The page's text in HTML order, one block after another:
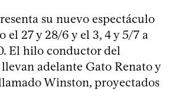
su nuevo espectáculo
el 27 y 28/6 y el 3, 4 y 5/7 a
El hilo conductor del
adelante Gato Renato y
Winston, proyectados